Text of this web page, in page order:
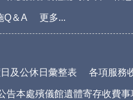
Q＆A 更多...
及公休日彙整表 各項服務
告本處殯儀館遺體寄存收費事